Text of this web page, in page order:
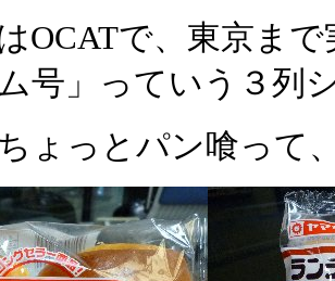
OCATで、東京まで
ム号」っていう３列
ょっとパン喰って